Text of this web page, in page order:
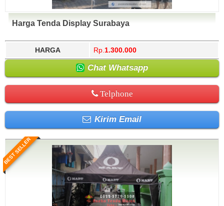
Harga Tenda Display Surabaya
HARGA Rp. 1.300.000
Chat Whatsapp
Telphone
Kirim Email
BEST SELLER